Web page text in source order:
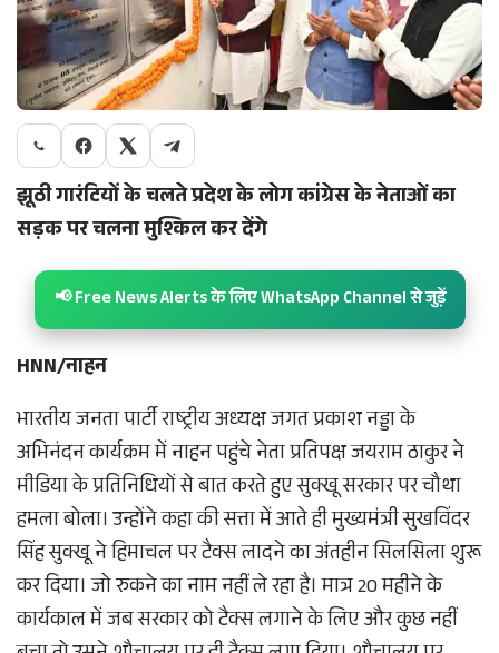
झूठी गारंटियों के चलते प्रदेश के लोग कांग्रेस के नेताओं का
सड़क पर चलना मुश्किल कर देंगे
📢 Free News Alerts के लिए WhatsApp Channel से जुड़ें
HNN/नाहन
भारतीय जनता पार्टी राष्ट्रीय अध्यक्ष जगत प्रकाश नड्डा के
अभिनंदन कार्यक्रम में नाहन पहुंचे नेता प्रतिपक्ष जयराम ठाकुर ने
मीडिया के प्रतिनिधियों से बात करते हुए सुक्खू सरकार पर चौथा
हमला बोला। उन्होंने कहा की सत्ता में आते ही मुख्यमंत्री सुखविंदर
सिंह सुक्खू ने हिमाचल पर टैक्स लादने का अंतहीन सिलसिला शुरू
कर दिया। जो रुकने का नाम नहीं ले रहा है। मात्र 20 महीने के
कार्यकाल में जब सरकार को टैक्स लगाने के लिए और कुछ नहीं